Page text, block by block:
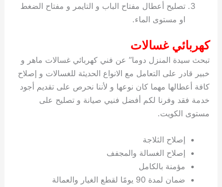
تصليح أعطال مفتاح الباب و التايمر و مفتاح الضغط
او مستوى الماء.
كهربائي غسالات
تبحث سيدة المنزل دوما” عن فني كهربائي غسالات ماهر و
خبير قادر على التعامل مع الانواع الحديثة للغسالات و إصلاح
كافة أعطالها مهما كان نوعها و لأننا نحرص على تقديم أجود
خدمة فقد وفرنا لكم أفضل فنيي صيانة و تصليح على
مستوى الكويت.
إصلاح الثلاجة
إصلاح الغسالة والمجفف
مؤمنة بالكامل
ضمان لمدة 90 يومًا لقطع الغيار والعمالة